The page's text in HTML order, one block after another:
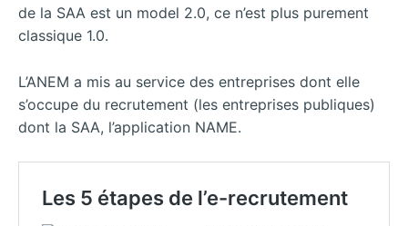
de la SAA est un model 2.0, ce n’est plus purement
classique 1.0.
L’ANEM a mis au service des entreprises dont elle
s’occupe du recrutement (les entreprises publiques)
dont la SAA, l’application NAME.